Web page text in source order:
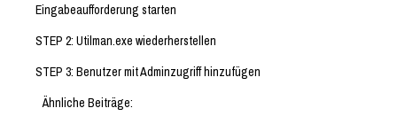
Eingabeaufforderung starten
STEP 2: Utilman.exe wiederherstellen
STEP 3: Benutzer mit Adminzugriff hinzufügen
Ähnliche Beiträge: